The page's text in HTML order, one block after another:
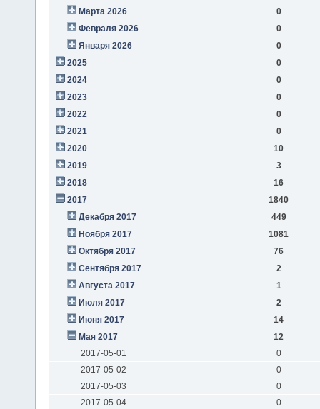
Марта 2026
0
Февраля 2026
0
Января 2026
0
2025
0
2024
0
2023
0
2022
0
2021
0
2020
10
2019
3
2018
16
2017
1840
Декабря 2017
449
Ноября 2017
1081
Октября 2017
76
Сентября 2017
2
Августа 2017
1
Июля 2017
2
Июня 2017
14
Мая 2017
12
2017-05-01
0
2017-05-02
0
2017-05-03
0
2017-05-04
0